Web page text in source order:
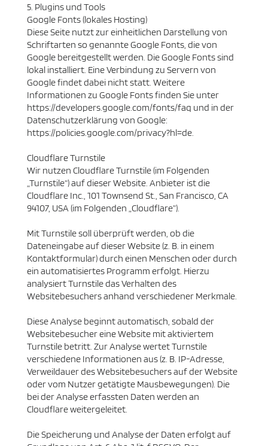
5. Plugins und Tools
Google Fonts (lokales Hosting)
Diese Seite nutzt zur einheitlichen Darstellung von
Schriftarten so genannte Google Fonts, die von
Google bereitgestellt werden. Die Google Fonts sind
lokal installiert. Eine Verbindung zu Servern von
Google findet dabei nicht statt. Weitere
Informationen zu Google Fonts finden Sie unter
https://developers.google.com/fonts/faq und in der
Datenschutzerklärung von Google:
https://policies.google.com/privacy?hl=de.
Cloudflare Turnstile
Wir nutzen Cloudflare Turnstile (im Folgenden
„Turnstile“) auf dieser Website. Anbieter ist die
Cloudflare Inc., 101 Townsend St., San Francisco, CA
94107, USA (im Folgenden „Cloudflare”).
Mit Turnstile soll überprüft werden, ob die
Dateneingabe auf dieser Website (z. B. in einem
Kontaktformular) durch einen Menschen oder durch
ein automatisiertes Programm erfolgt. Hierzu
analysiert Turnstile das Verhalten des
Websitebesuchers anhand verschiedener Merkmale.
Diese Analyse beginnt automatisch, sobald der
Websitebesucher eine Website mit aktiviertem
Turnstile betritt. Zur Analyse wertet Turnstile
verschiedene Informationen aus (z. B. IP-Adresse,
Verweildauer des Websitebesuchers auf der Website
oder vom Nutzer getätigte Mausbewegungen). Die
bei der Analyse erfassten Daten werden an
Cloudflare weitergeleitet.
Die Speicherung und Analyse der Daten erfolgt auf